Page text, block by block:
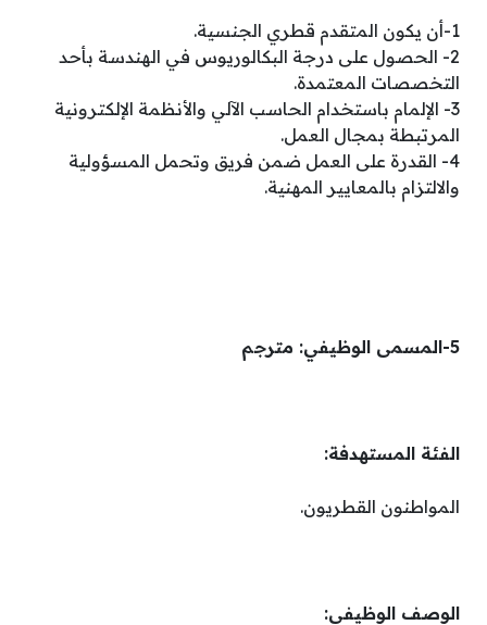
1-أن يكون المتقدم قطري الجنسية.
2- الحصول على درجة البكالوريوس في الهندسة بأحد
التخصصات المعتمدة.
3- الإلمام باستخدام الحاسب الآلي والأنظمة الإلكترونية
المرتبطة بمجال العمل.
4- القدرة على العمل ضمن فريق وتحمل المسؤولية
والالتزام بالمعايير المهنية.
5-المسمى الوظيفي: مترجم
الفئة المستهدفة:
المواطنون القطريون.
الوصف الوظيفي: